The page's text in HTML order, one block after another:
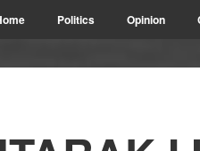
Politics Opinion